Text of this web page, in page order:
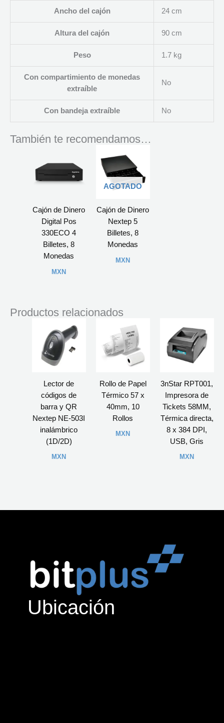
Ancho del cajón 24 cm
Altura del cajón 90 cm
Peso 1.7 kg
Con compartimiento de monedas
extraíble
No
Con bandeja extraíble No
También te recomendamos…
Cajón de Dinero
Digital Pos
330ECO 4
Billetes, 8
Monedas
MXN
AGOTADO
Cajón de Dinero
Nextep 5
Billetes, 8
Monedas
MXN
Productos relacionados
Lector de
códigos de
barra y QR
Nextep NE-503I
inalámbrico
(1D/2D)
MXN
Rollo de Papel
Térmico 57 x
40mm, 10
Rollos
MXN
3nStar RPT001,
Impresora de
Tickets 58MM,
Térmica directa,
8 x 384 DPI,
USB, Gris
MXN
Ubicación